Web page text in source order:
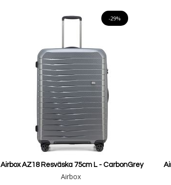
-29%
Airbox AZ18 Resväska 75cm L - CarbonGrey
Airbox